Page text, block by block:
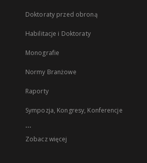
Doktoraty przed obroną
Habilitacje i Doktoraty
Monografie
Normy Branżowe
Raporty
Sympozja, Kongresy, Konferencje
...
Zobacz więcej